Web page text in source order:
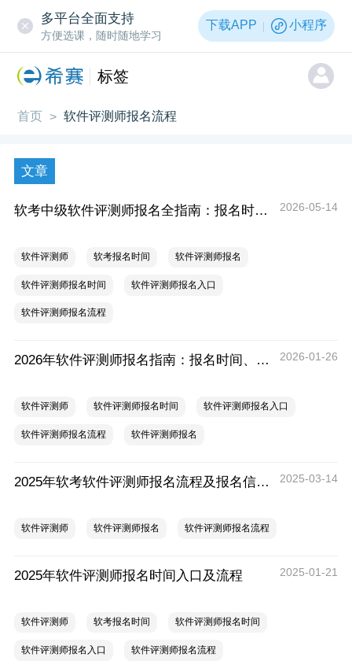
多平台全面支持
方便选课，随时随地学习
下载APP 小程序
标签
首页 > 软件评测师报名流程
文章
软考中级软件评测师报名全指南：报名时间、入口、流程、资料、注意事项 2026-05-14
软件评测师 软考报名时间 软件评测师报名
软件评测师报名时间 软件评测师报名入口
软件评测师报名流程
2026年软件评测师报名指南：报名时间、报名入口、报名流程 2026-01-26
软件评测师 软件评测师报名时间 软件评测师报名入口
软件评测师报名流程 软件评测师报名
2025年软考软件评测师报名流程及报名信息填写要求 2025-03-14
软件评测师 软件评测师报名 软件评测师报名流程
2025年软件评测师报名时间入口及流程 2025-01-21
软件评测师 软考报名时间 软件评测师报名时间
软件评测师报名入口 软件评测师报名流程